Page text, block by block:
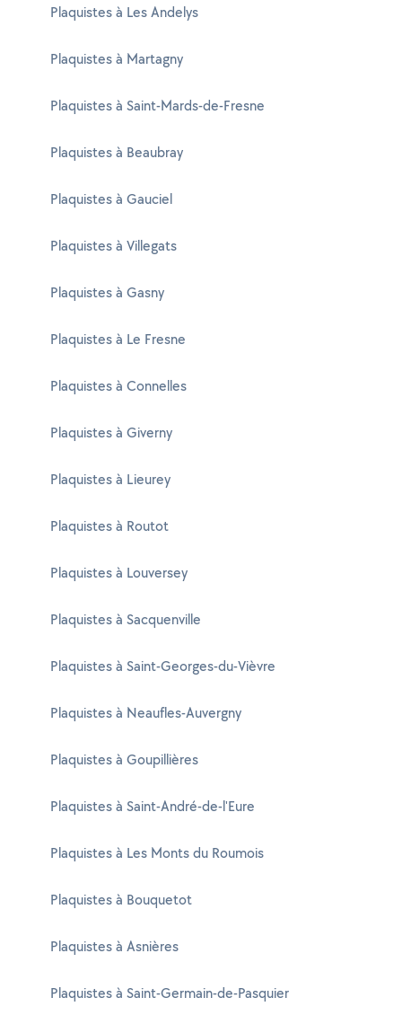
Plaquistes à Les Andelys
Plaquistes à Martagny
Plaquistes à Saint-Mards-de-Fresne
Plaquistes à Beaubray
Plaquistes à Gauciel
Plaquistes à Villegats
Plaquistes à Gasny
Plaquistes à Le Fresne
Plaquistes à Connelles
Plaquistes à Giverny
Plaquistes à Lieurey
Plaquistes à Routot
Plaquistes à Louversey
Plaquistes à Sacquenville
Plaquistes à Saint-Georges-du-Vièvre
Plaquistes à Neaufles-Auvergny
Plaquistes à Goupillières
Plaquistes à Saint-André-de-l'Eure
Plaquistes à Les Monts du Roumois
Plaquistes à Bouquetot
Plaquistes à Asnières
Plaquistes à Saint-Germain-de-Pasquier